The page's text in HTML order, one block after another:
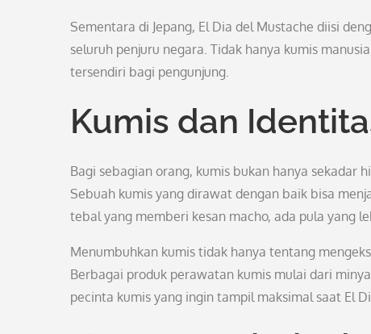
Sementara di Jepang, El Dia del Mustache diisi
seluruh penjuru negara. Tidak hanya kumis
tersendiri bagi pengunjung.
Kumis dan
Bagi sebagian orang, kumis bukan hanya sekadar
Sebuah kumis yang dirawat dengan baik bisa
tebal yang memberi kesan macho, ada pula yang
Menumbuhkan kumis tidak hanya tentang
Berbagai produk perawatan kumis mulai dari
pecinta kumis yang ingin tampil maksimal saat El